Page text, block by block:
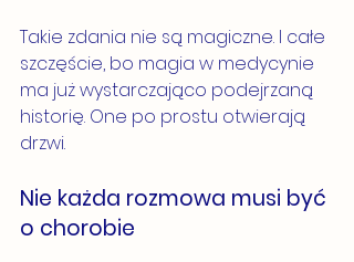
Takie zdania nie są magiczne. I całe
szczęście, bo magia w medycynie
ma już wystarczająco podejrzaną
historię. One po prostu otwierają
drzwi.
Nie każda rozmowa musi być
o chorobie